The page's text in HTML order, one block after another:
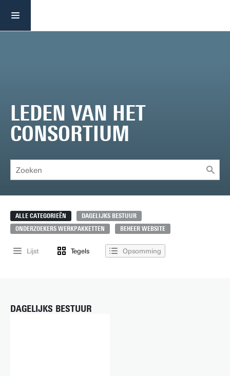
TopTreat onderzoek
LEDEN VAN HET
CONSORTIUM
ALLE CATEGORIEËN
DAGELIJKS BESTUUR
ONDERZOEKERS WERKPAKKETTEN
BEHEER WEBSITE
Lijst Tegels Opsomming
DAGELIJKS BESTUUR